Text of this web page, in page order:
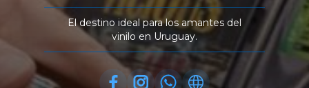
El destino ideal para los amantes del
vinilo en Uruguay.